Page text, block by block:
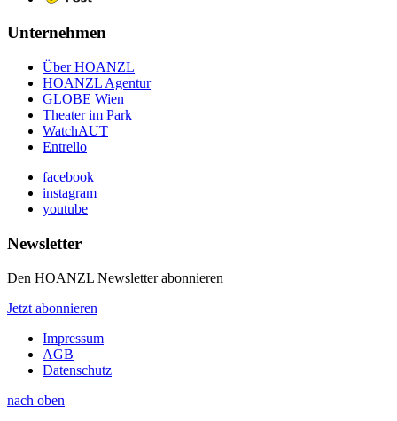
Unternehmen
Über HOANZL
HOANZL Agentur
GLOBE Wien
Theater im Park
WatchAUT
Entrello
facebook
instagram
youtube
Newsletter
Den HOANZL Newsletter abonnieren
Jetzt abonnieren
Impressum
AGB
Datenschutz
nach oben